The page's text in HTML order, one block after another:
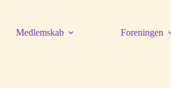
Medlemskab Foreningen